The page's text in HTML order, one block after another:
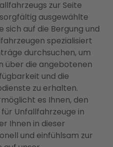
zur Seite
ausgewählte
sich auf die Bergung und
spezialisiert
durchsuchen, um
über die angebotenen
und die
zu erhalten.
es Ihnen, den
Unfallfahrzeuge in
Ihnen in dieser
und einfühlsam zur